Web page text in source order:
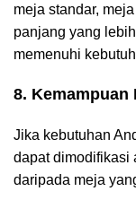
meja standar,
panjang yang
memenuhi
8. Kemampuan
Jika kebutuhan
dapat dimodifikasi
daripada meja